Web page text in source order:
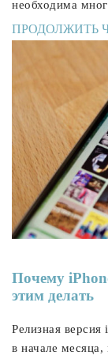
необходима
ПРОДОЛЖИТЬ
Почему
этим делать
Релизная версия
в начале